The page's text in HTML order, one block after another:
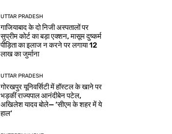
UTTAR PRADESH
गाजियाबाद के दो निजी अस्पतालों पर
सुप्रीम कोर्ट का बड़ा एक्शन, मासूम दुष्कर्म
पीड़िता का इलाज न करने पर लगाया 12
लाख का जुर्माना
UTTAR PRADESH
गोरखपुर यूनिवर्सिटी में हॉस्टल के खाने पर
भड़कीं राज्यपाल आनंदीबेन पटेल,
अखिलेश यादव बोले— ‘सीएम के शहर में ये
हाल’